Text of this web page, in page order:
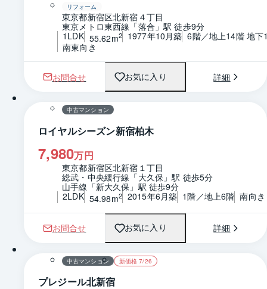
リフォーム
東京都新宿区北新宿４丁目
東京メトロ東西線「落合」駅 徒歩9分
1LDK 55.62m2 1977年10月築 6階／地上14階 地下
南東向き
お問合せ お気に入り 詳細
1 / 0 間取り
中古マンション
ロイヤルシーズン新宿柏木
7,980万円
東京都新宿区北新宿１丁目
総武・中央緩行線「大久保」駅 徒歩5分
山手線「新大久保」駅 徒歩9分
2LDK 54.98m2 2015年6月築 1階／地上6階 南向き
お問合せ お気に入り 詳細
1 / 0 間取り
中古マンション 新価格 7/26
プレジール北新宿